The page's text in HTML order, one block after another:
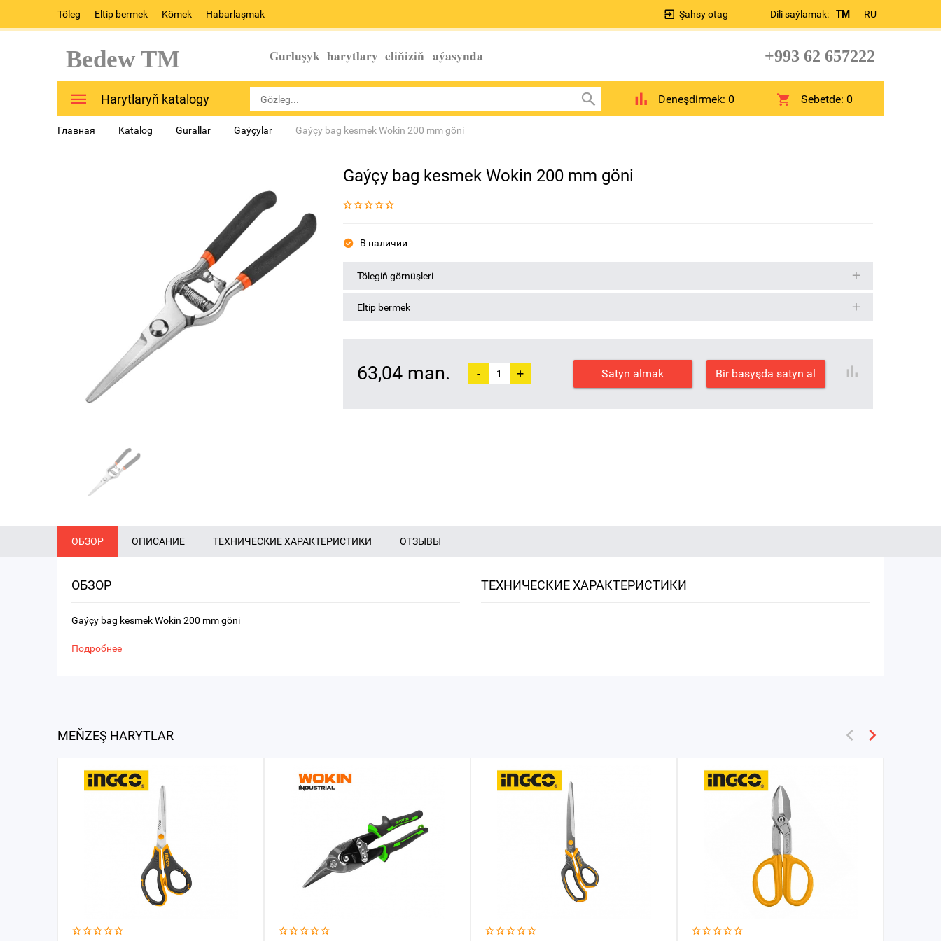
Töleg Eltip bermek Kömek Habarlaşmak Dili saýlamak: TM RU
Şahsy otag
Bedew TM Gurluşyk harytlary eliňiziň aýasynda +993 62 657222
Harytlaryň katalogy Deneşdirmek: 0 Sebetde:0
Главная Katalog Gurallar Gaýçylar Gaýçy bag kesmek Wokin 200 mm göni
Gaýçy bag kesmek Wokin 200 mm göni
В наличии
Tölegiň görnüşleri
Eltip bermek
63,04 man. - + Satyn almak Bir basyşda satyn al
ОБЗОР ОПИСАНИЕ ТЕХНИЧЕСКИЕ ХАРАКТЕРИСТИКИ ОТЗЫВЫ
ОБЗОР
Gaýçy bag kesmek Wokin 200 mm göni
Подробнее
ТЕХНИЧЕСКИЕ ХАРАКТЕРИСТИКИ
MEŇZEŞ HARYTLAR